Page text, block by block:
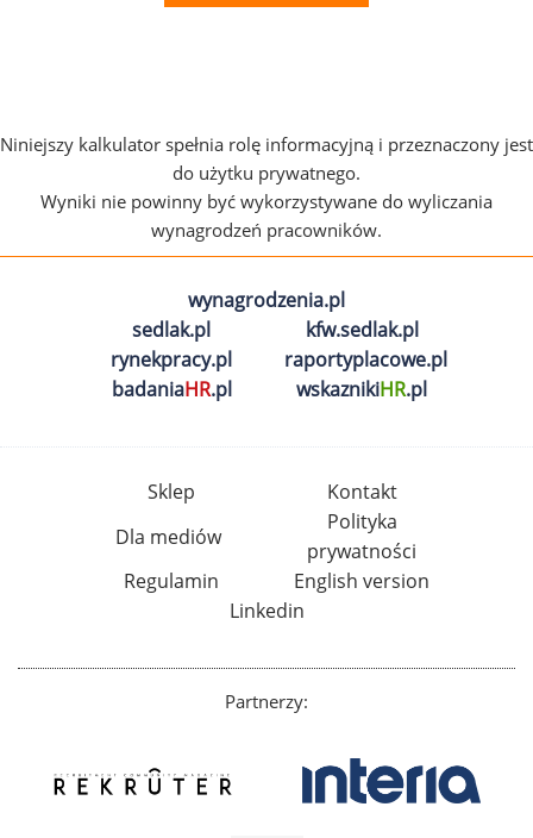
Niniejszy kalkulator spełnia rolę informacyjną i przeznaczony jest
do użytku prywatnego.
Wyniki nie powinny być wykorzystywane do wyliczania
wynagrodzeń pracowników.
wynagrodzenia.pl
sedlak.pl
kfw.sedlak.pl
rynekpracy.pl
raportyplacowe.pl
badaniaHR.pl wskaznikiHR.pl
Sklep
Kontakt
Dla mediów
Polityka
prywatności
Regulamin
English version
Linkedin
Partnerzy: